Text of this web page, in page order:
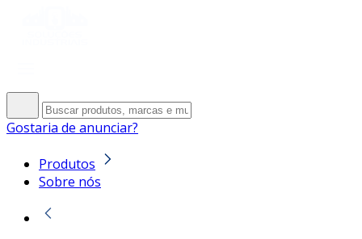
Gostaria de anunciar?
Produtos
Sobre nós